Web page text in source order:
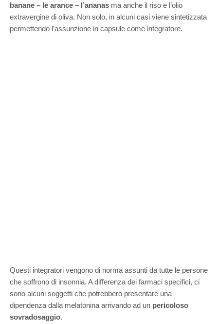
banane – le arance – l’ananas ma anche il riso e l’olio
extravergine di oliva. Non solo, in alcuni casi viene sintetizzata
permettendo l’assunzione in capsule come integratore.
Questi integratori vengono di norma assunti da tutte le persone
che soffrono di insonnia. A differenza dei farmaci specifici, ci
sono alcuni soggetti che potrebbero presentare una
dipendenza dalla melatonina arrivando ad un pericoloso
sovradosaggio.